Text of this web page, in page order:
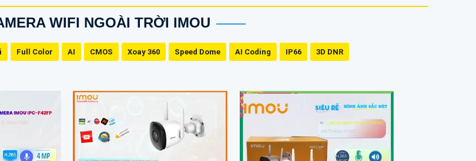
WIFI NGOÀI TRỜI IMOU
Full Color AI CMOS Xoay 360 Speed Dome AI Coding IP66 3D DNR